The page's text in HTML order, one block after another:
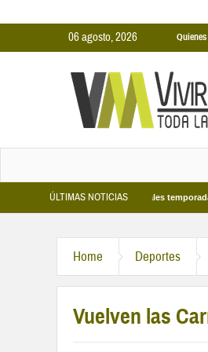
06 agosto, 2026
ÚLTIMAS NOTICIAS
Cubiertas Municipales temporada 2026-2027
Home Deportes
Vuelven las